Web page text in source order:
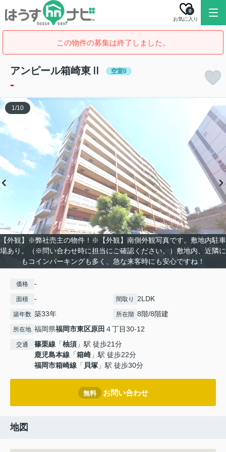
お気に入り
0
この物件の募集は終了しました。
アンピール箱崎東Ⅱ 空室0
-
【外観】※弊社売主の物件！※【外観】南側外観写真です。敷地内駐車
場あり。（※問い合わせ時に担当にご確認ください。）敷地内、近隣に
もコインパーキングも多く、急な来客時にも安心ですね！
1/10
価格 -
面積 - 間取り 2LDK
築年数 築33年 所在階 8階/8階建
所在地 福岡県福岡市東区原田 ４丁目30-12
交通 篠栗線 「柚須 」駅 徒歩21分
鹿児島本線 「箱崎 」駅 徒歩22分
福岡市箱崎線 「 貝塚 」駅 徒歩30分
無料 お問い合わせ
地図